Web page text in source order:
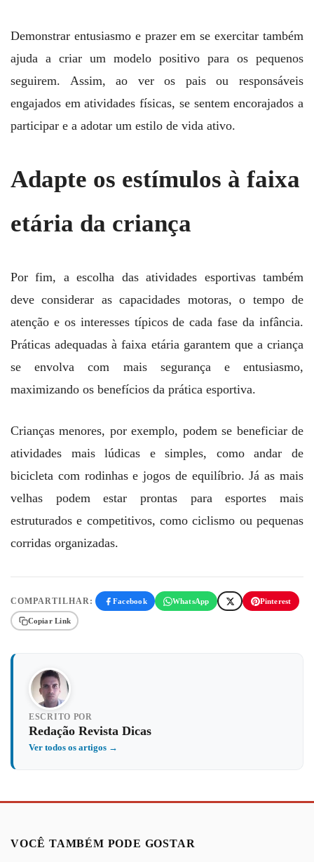
Demonstrar entusiasmo e prazer em se exercitar também
ajuda a criar um modelo positivo para os pequenos
seguirem. Assim, ao ver os pais ou responsáveis
engajados em atividades físicas, se sentem encorajados a
participar e a adotar um estilo de vida ativo.
Adapte os estímulos à faixa
etária da criança
Por fim, a escolha das atividades esportivas também
deve considerar as capacidades motoras, o tempo de
atenção e os interesses típicos de cada fase da infância.
Práticas adequadas à faixa etária garantem que a criança
se envolva com mais segurança e entusiasmo,
maximizando os benefícios da prática esportiva.
Crianças menores, por exemplo, podem se beneficiar de
atividades mais lúdicas e simples, como andar de
bicicleta com rodinhas e jogos de equilíbrio. Já as mais
velhas podem estar prontas para esportes mais
estruturados e competitivos, como ciclismo ou pequenas
corridas organizadas.
COMPARTILHAR: Facebook WhatsApp Pinterest
Copiar Link
ESCRITO POR
Redação Revista Dicas
Ver todos os artigos →
VOCÊ TAMBÉM PODE GOSTAR